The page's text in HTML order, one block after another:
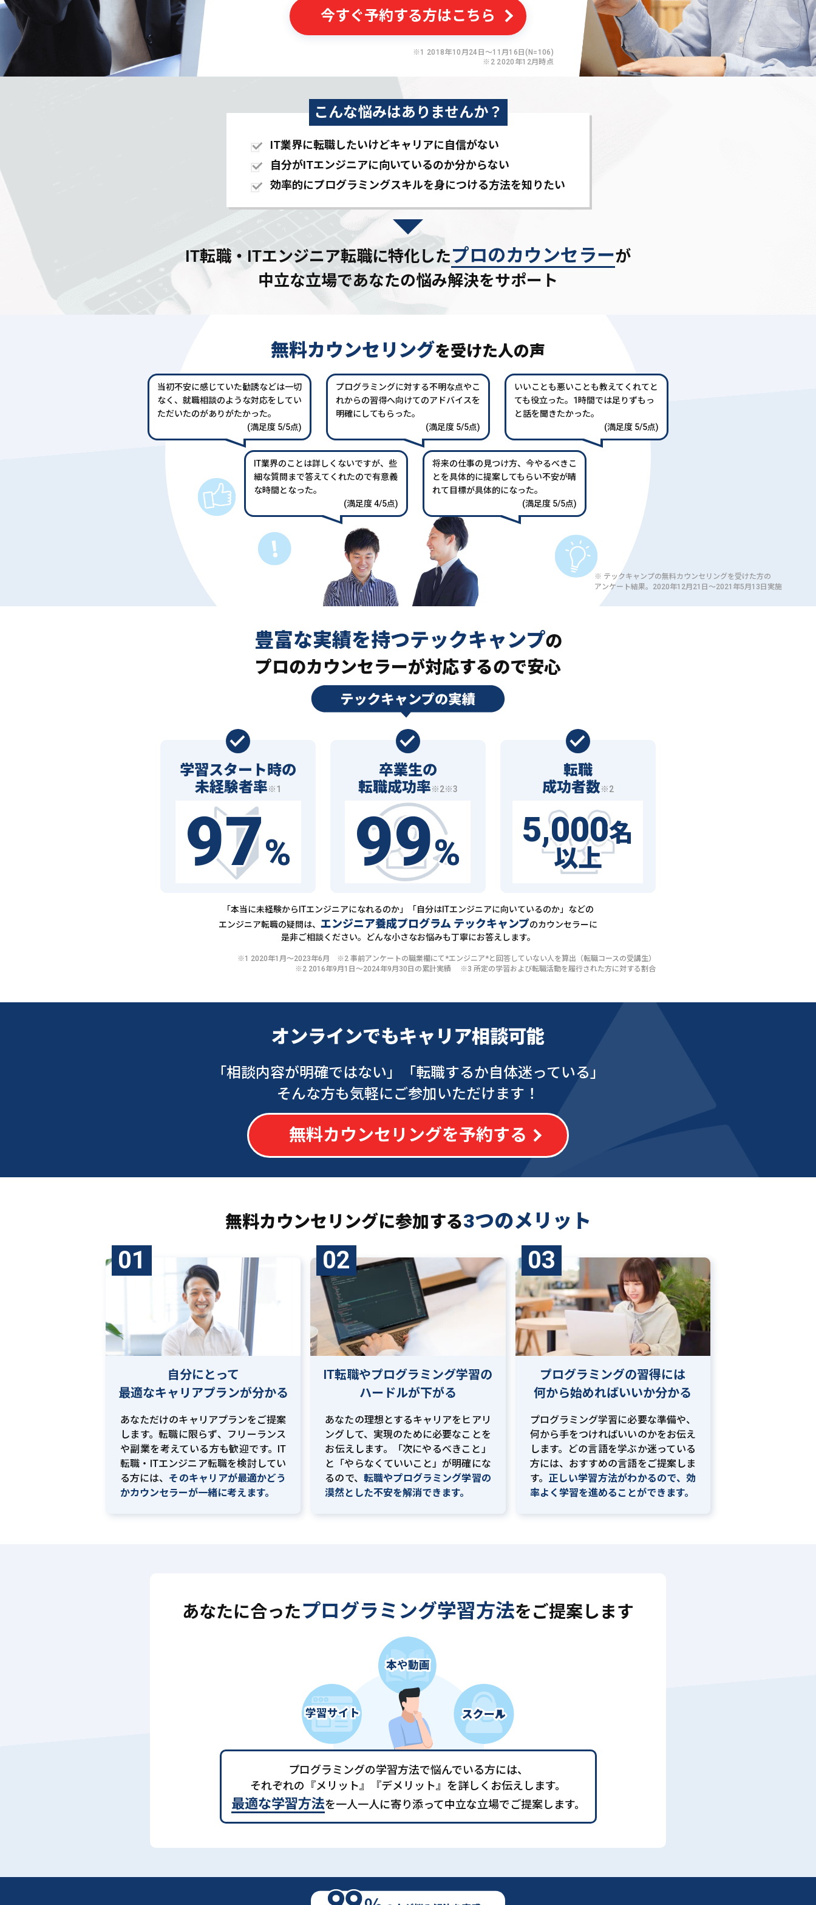
今すぐ予約する方はこちら
※1 2018年10月24日〜11月16日(N=106)
※2 2020年12月時点
こんな悩みはありませんか？
IT業界に転職したいけどキャリアに自信がない
自分がITエンジニアに向いているのか分からない
効率的にプログラミングスキルを身につける方法を知りたい
IT転職・ITエンジニア転職に特化したプロのカウンセラーが
中立な立場であなたの悩み解決をサポート
無料カウンセリングを受けた人の声
当初不安に感じていた勧誘などは一切
なく、就職相談のような対応をしてい
ただいたのがありがたかった。
(満足度 5/5点)
プログラミングに対する不明な点やこ
れからの習得へ向けてのアドバイスを
明確にしてもらった。
(満足度 5/5点)
いいことも悪いことも教えてくれてと
ても役立った。1時間では足りずもっ
と話を聞きたかった。
(満足度 5/5点)
IT業界のことは詳しくないですが、些
細な質問まで答えてくれたので有意義
な時間となった。
(満足度 4/5点)
将来の仕事の見つけ方、今やるべきこ
とを具体的に提案してもらい不安が晴
れて目標が具体的になった。
(満足度 5/5点)
※ テックキャンプの無料カウンセリングを受けた方の
アンケート結果。2020年12月21日〜2021年5月13日実施
豊富な実績を持つテックキャンプの
プロのカウンセラーが対応するので安心
学習スタート時の
未経験者率※1
97%
卒業生の
転職成功率※2※3
99%
転職
成功者数※2
5,000名
以上
「本当に未経験からITエンジニアになれるのか」「自分はITエンジニアに向いているのか」などの
エンジニア転職の疑問は、 エンジニア養成プログラム テックキャンプのカウンセラーに
是非ご相談ください。どんな小さなお悩みも丁寧にお答えします。
※1 2020年1月〜2023年6月 ※2 事前アンケートの職業欄にて*エンジニア*と回答していない人を算出（転職コースの受講生）
※2 2016年9月1日〜2024年9月30日の累計実績 ※3 所定の学習および転職活動を履行された方に対する割合
オンラインでもキャリア相談可能
「相談内容が明確ではない」
「転職するか自体迷っている」
そんな方も気軽にご参加いただけます！
無料カウンセリングを予約する
無料カウンセリングに参加する3つのメリット
01
自分にとって
最適なキャリアプランが分かる
あなただけのキャリアプランをご提案
します。転職に限らず、フリーランス
や副業を考えている方も歓迎です。IT
転職・ITエンジニア転職を検討してい
る方には、 そのキャリアが最適かどう
かカウンセラーが一緒に考えます。
02
IT転職やプログラミング学習の
ハードルが下がる
あなたの理想とするキャリアをヒアリ
ングして、実現のために必要なことを
お伝えします。「次にやるべきこと」
と「やらなくていいこと」が明確にな
るので、 転職やプログラミング学習の
漠然とした不安を解消できます。
03
プログラミングの習得には
何から始めればいいか分かる
プログラミング学習に必要な準備や、
何から手をつければいいのかをお伝え
します。どの言語を学ぶか迷っている
方には、おすすめの言語をご提案しま
す。 正しい学習方法がわかるので、効
率よく学習を進めることができます。
あなたに合ったプログラミング学習方法をご提案します
プログラミングの学習方法で悩んでいる方には、
それぞれの『メリット』『デメリット』を詳しくお伝えします。
最適な学習方法を一人一人に寄り添って中立な立場でご提案します。